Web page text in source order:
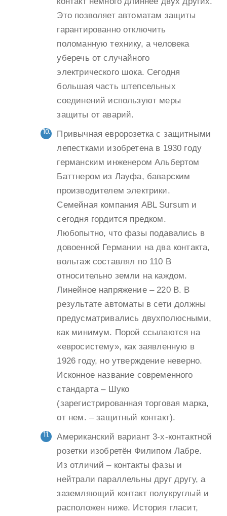
Это позволяет автоматам защиты
гарантированно отключить
поломанную технику, а человека
уберечь от случайного
электрического шока. Сегодня
большая часть штепсельных
соединений используют меры
защиты от аварий.
Привычная евророзетка с защитными
лепестками изобретена в 1930 году
германским инженером Альбертом
Баттнером из Лауфа, баварским
производителем электрики.
Семейная компания ABL Sursum и
сегодня гордится предком.
Любопытно, что фазы подавались в
довоенной Германии на два контакта,
вольтаж составлял по 110 В
относительно земли на каждом.
Линейное напряжение – 220 В. В
результате автоматы в сети должны
предусматривались двухполюсными,
как минимум. Порой ссылаются на
«евросистему», как заявленную в
1926 году, но утверждение неверно.
Исконное название современного
стандарта – Шуко
(зарегистрированная торговая марка,
от нем. – защитный контакт).
Американский вариант 3-х-контактной
розетки изобретён Филипом Лабре.
Из отличий – контакты фазы и
нейтрали параллельны друг другу, а
заземляющий контакт полукруглый и
расположен ниже. История гласит,